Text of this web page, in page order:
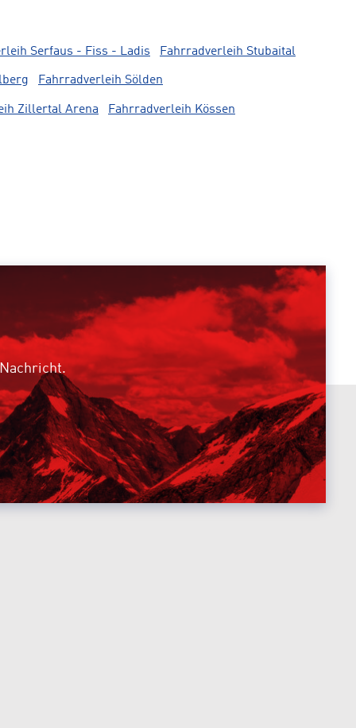
Serfaus - Fiss - Ladis Fahrradverleih Stubaital
Fahrradverleih Sölden
Zillertal Arena Fahrradverleih Kössen